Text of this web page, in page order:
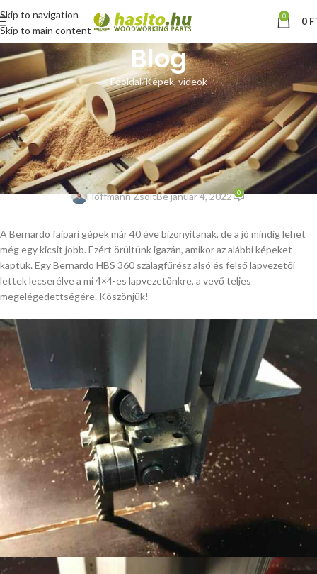
Skip to navigation
Skip to main content
0 0
Blog
Főoldal Képek, videók
KÉPEK, VIDEÓK
Vásárlói fotók: 4×4-es
lapvezetők egy Bernardo HBS
360 szalagfűrészen
Hoffmann ZsoltBe január 4, 2022 0
A Bernardo faipari gépek már 40 éve bizonyítanak, de a jó mindig lehet
még egy kicsit jobb. Ezért örültünk igazán, amikor az alábbi képeket
kaptuk. Egy Bernardo HBS 360 szalagfűrész alsó és felső lapvezetői
lettek lecserélve a mi 4×4-es lapvezetőnkre, a vevő teljes
megelégedettségére. Köszönjük!